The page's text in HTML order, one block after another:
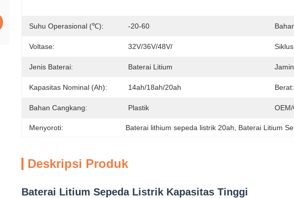
Suhu Operasional (℃): -20-60
Voltase: 32V/36V/48V/
Jenis Baterai: Baterai Litium
Kapasitas Nominal (Ah): 14ah/18ah/20ah Berat:
Bahan Cangkang: Plastik
Menyoroti: Baterai lithium sepeda listrik 20ah Baterai Litium
Deskripsi Produk
Baterai Litium Sepeda Listrik Kapasitas Tinggi